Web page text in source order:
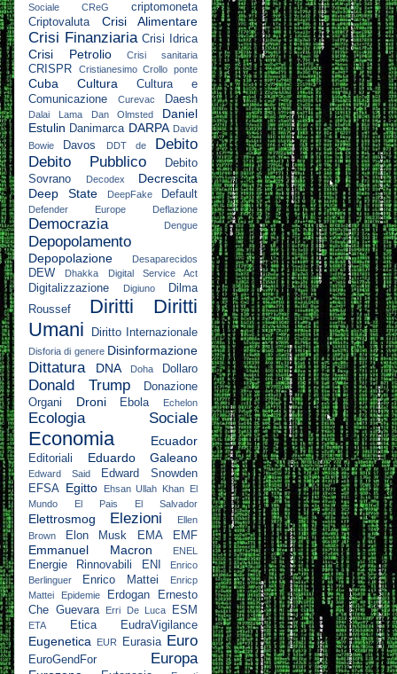
Sociale
CReG
criptomoneta
Criptovaluta
Crisi Alimentare
Crisi Finanziaria Crisi Idrica
Crisi Petrolio Crisi sanitaria
CRISPR Cristianesimo Crollo ponte
Cuba Cultura
Cultura e
Comunicazione
Curevac Daesh
Dalai Lama Dan Olmsted
Daniel
Estulin Danimarca DARPA David
Bowie
Davos DDT de
Debito
Debito Pubblico
Debito
Sovrano
Decodex
Decrescita
Deep State
DeepFake Default
Defender Europe Deflazione
Democrazia Dengue
Depopolamento
Depopolazione Desaparecidos
DEW Dhakka Digital Service Act
Digitalizzazione Digiuno
Dilma
Roussef
Diritti
Diritti
Umani
Diritto Internazionale
Disforia di genere Disinformazione
Dittatura DNA Doha Dollaro
Donald Trump
Donazione
Organi
Droni Ebola Echelon
Ecologia Sociale
Economia Ecuador
Editoriali Eduardo Galeano
Edward Said
Edward Snowden
EFSA Egitto Ehsan Ullah Khan El
Mundo
El Pais El Salvador
Elettrosmog Elezioni
Ellen
Brown
Elon Musk EMA EMF
Emmanuel Macron ENEL
Energie Rinnovabili ENI
Enrico
Berlinguer
Enrico Mattei
Enricp
Mattei
Epidemie Erdogan
Ernesto
Che Guevara
Erri De Luca ESM
ETA Etica EudraVigilance
Eugenetica EUR Eurasia Euro
EuroGendFor Europa